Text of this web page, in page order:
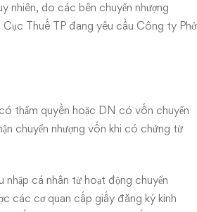
nhiên, do các bên chuyển nhượng
Thuế TP đang yêu cầu Công ty Phở
thẩm quyền hoặc DN có vốn chuyển
chuyển nhượng vốn khi có chứng từ
cá nhân từ hoạt động chuyển
các cơ quan cấp giấy đăng ký kinh